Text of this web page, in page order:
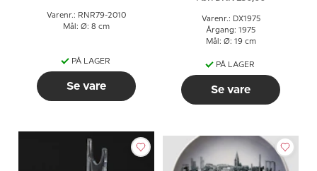
Varenr.: RNR79-2010
Mål: Ø: 8 cm
PÅ LAGER
Se vare
Varenr.: DX1975
Årgang: 1975
Mål: Ø: 19 cm
PÅ LAGER
Se vare